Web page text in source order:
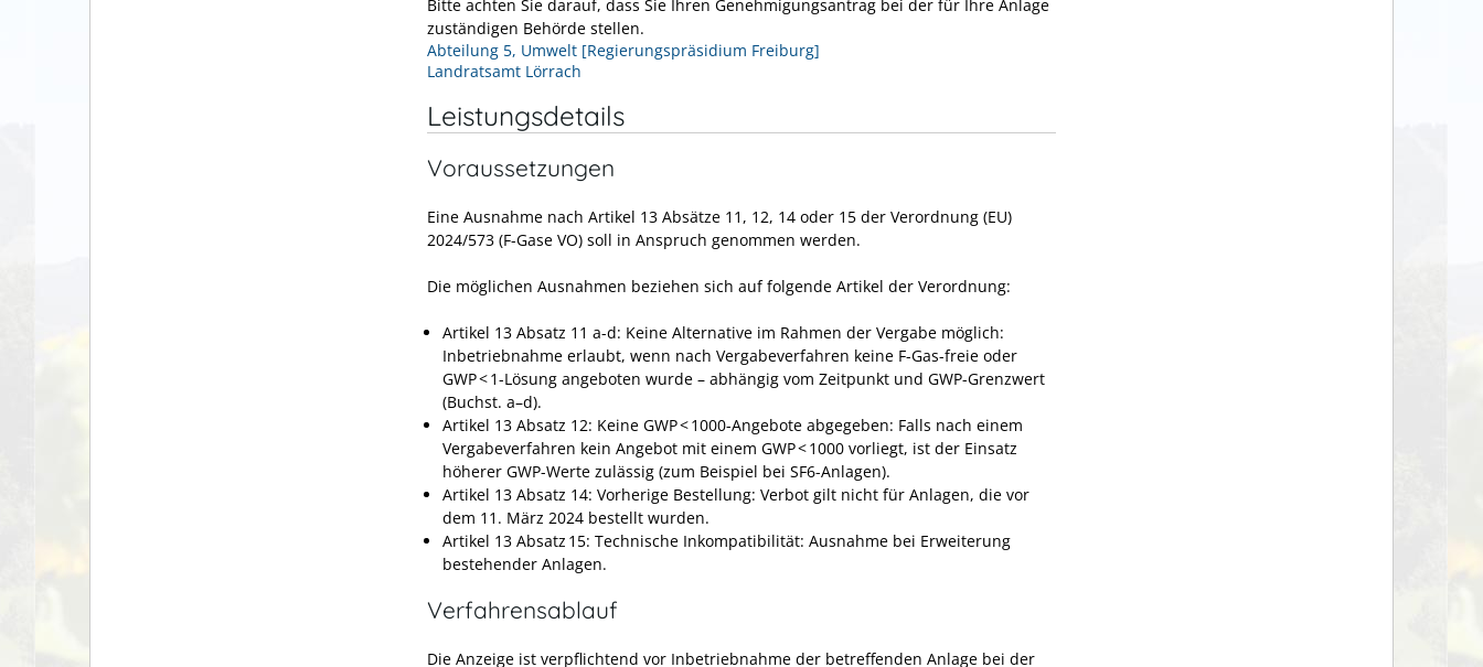
Bitte achten Sie darauf, dass Sie Ihren Genehmigungsantrag bei der für Ihre Anlage
zuständigen Behörde stellen.
Abteilung 5, Umwelt [Regierungspräsidium Freiburg]
Landratsamt Lörrach
Leistungsdetails
Voraussetzungen
Eine Ausnahme nach Artikel 13 Absätze 11, 12, 14 oder 15 der Verordnung (EU)
2024/573 (F-Gase VO) soll in Anspruch genommen werden.
Die möglichen Ausnahmen beziehen sich auf folgende Artikel der Verordnung:
Artikel 13 Absatz 11 a-d: Keine Alternative im Rahmen der Vergabe möglich:
Inbetriebnahme erlaubt, wenn nach Vergabeverfahren keine F-Gas-freie oder
GWP < 1-Lösung angeboten wurde – abhängig vom Zeitpunkt und GWP-Grenzwert
(Buchst. a–d).
Artikel 13 Absatz 12: Keine GWP < 1000-Angebote abgegeben: Falls nach einem
Vergabeverfahren kein Angebot mit einem GWP < 1000 vorliegt, ist der Einsatz
höherer GWP-Werte zulässig (zum Beispiel bei SF6-Anlagen).
Artikel 13 Absatz 14: Vorherige Bestellung: Verbot gilt nicht für Anlagen, die vor
dem 11. März 2024 bestellt wurden.
Artikel 13 Absatz 15: Technische Inkompatibilität: Ausnahme bei Erweiterung
bestehender Anlagen.
Verfahrensablauf
Die Anzeige ist verpflichtend vor Inbetriebnahme der betreffenden Anlage bei der